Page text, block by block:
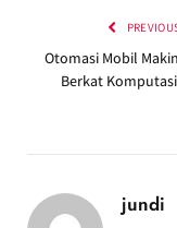
Otomasi Mobil
Berkat
jundi